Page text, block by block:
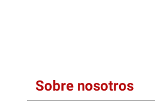
Sobre nosotros